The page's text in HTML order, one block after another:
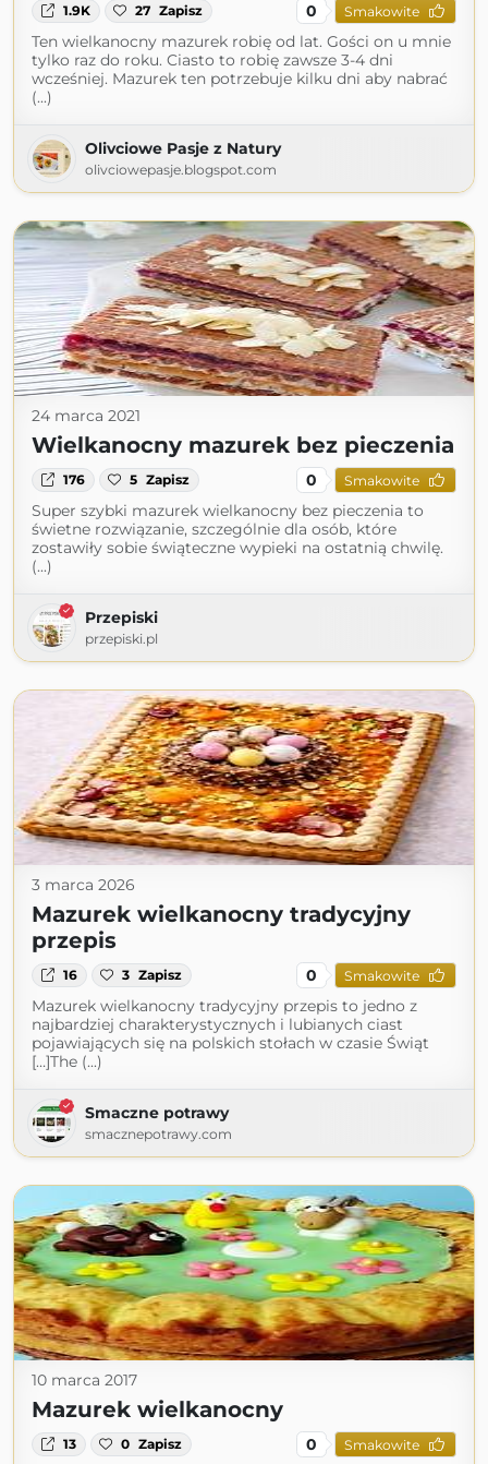
1.9K 27 Zapisz 0 Smakowite
Ten wielkanocny mazurek robię od lat. Gości on u mnie
tylko raz do roku. Ciasto to robię zawsze 3-4 dni
wcześniej. Mazurek ten potrzebuje kilku dni aby nabrać
(...)
Olivciowe Pasje z Natury
olivciowepasje.blogspot.com
24 marca 2021
Wielkanocny mazurek bez pieczenia
176 5 Zapisz 0 Smakowite
Super szybki mazurek wielkanocny bez pieczenia to
świetne rozwiązanie, szczególnie dla osób, które
zostawiły sobie świąteczne wypieki na ostatnią chwilę.
(...)
Przepiski
przepiski.pl
3 marca 2026
Mazurek wielkanocny tradycyjny
przepis
16 3 Zapisz 0 Smakowite
Mazurek wielkanocny tradycyjny przepis to jedno z
najbardziej charakterystycznych i lubianych ciast
pojawiających się na polskich stołach w czasie Świąt
[…]The (...)
Smaczne potrawy
smacznepotrawy.com
10 marca 2017
Mazurek wielkanocny
13 0 Zapisz 0 Smakowite